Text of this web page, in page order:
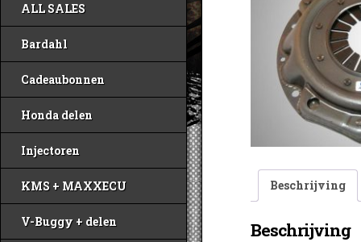
ALL SALES
Bardahl
Cadeaubonnen
Honda delen
Injectoren
KMS + MAXXECU
V-Buggy + delen
Beschrijving
Beschrijving